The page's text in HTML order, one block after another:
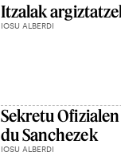
Itzalak
IOSU ALBERDI
Sekretu
du Sanchezek
IOSU ALBERDI